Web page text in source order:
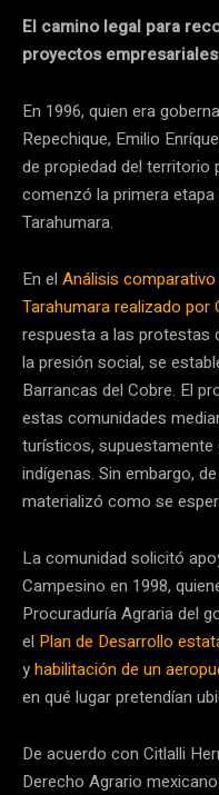
El camino legal para
proyectos empresariales
En 1996, quien era
Repechique, Emilio
de propiedad del territorio
comenzó la primera
Tarahumara.
En el Análisis
Tarahumara realizado por
respuesta a las protestas
la presión social, se
Barrancas del Cobre. El
estas comunidades
turísticos,
indígenas. Sin embargo,
materializó como se
La comunidad solicitó
Campesino en 1998,
Procuraduría Agraria del
el Plan de Desarrollo
yhabilitación de un
en qué lugar pretendían
De acuerdo con Citlalli
Derecho Agrario